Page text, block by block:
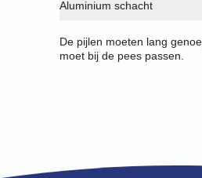
Aluminium schacht
De pijlen moeten lang
moet bij de pees passen.